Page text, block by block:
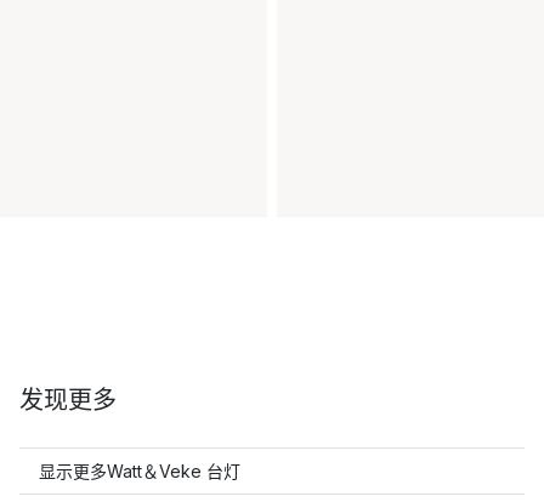
发现更多
显示更多Watt＆Vek​​e 台灯